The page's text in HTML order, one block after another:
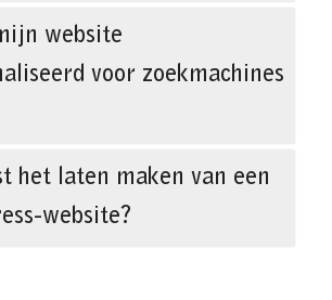
website
voor zoekmachines
het laten maken van een
website?